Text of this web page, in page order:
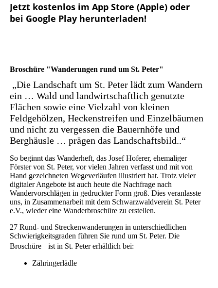
Jetzt kostenlos im App Store (Apple) oder
bei Google Play herunterladen!
Broschüre "Wanderungen rund um St. Peter"
„Die Landschaft um St. Peter lädt zum Wandern
ein … Wald und landwirtschaftlich genutzte
Flächen sowie eine Vielzahl von kleinen
Feldgehölzen, Heckenstreifen und Einzelbäumen
und nicht zu vergessen die Bauernhöfe und
Berghäusle … prägen das Landschaftsbild..“
So beginnt das Wanderheft, das Josef Hoferer, ehemaliger
Förster von St. Peter, vor vielen Jahren verfasst und mit von
Hand gezeichneten Wegeverläufen illustriert hat. Trotz vieler
digitaler Angebote ist auch heute die Nachfrage nach
Wandervorschlägen in gedruckter Form groß. Dies veranlasste
uns, in Zusammenarbeit mit dem Schwarzwaldverein St. Peter
e.V., wieder eine Wanderbroschüre zu erstellen.
27 Rund- und Streckenwanderungen in unterschiedlichen
Schwierigkeitsgraden führen Sie rund um St. Peter. Die
Broschüre ist in St. Peter erhältlich bei:
Zähringerlädle